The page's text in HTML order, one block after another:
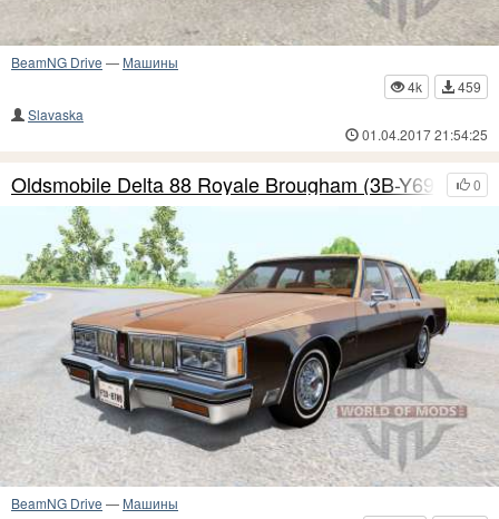
BeamNG Drive — Машины
4k
459
Slavaska
01.04.2017 21:54:25
0
Oldsmobile Delta 88 Royale Brougham (3B-Y69)
BeamNG Drive — Машины